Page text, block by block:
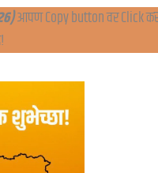
आपण Copy button वर Click